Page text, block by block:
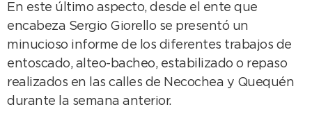
En este último aspecto, desde el ente que
encabeza Sergio Giorello se presentó un
minucioso informe de los diferentes trabajos de
entoscado, alteo-bacheo, estabilizado o repaso
realizados en las calles de Necochea y Quequén
durante la semana anterior.